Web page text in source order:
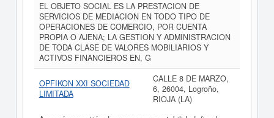
EL OBJETO SOCIAL ES LA PRESTACION DE
SERVICIOS DE MEDIACION EN TODO TIPO DE
OPERACIONES DE COMERCIO, POR CUENTA
PROPIA O AJENA; LA GESTION Y ADMINISTRACION
DE TODA CLASE DE VALORES MOBILIARIOS Y
ACTIVOS FINANCIEROS EN, G
OPFIKON XXI SOCIEDAD
LIMITADA
CALLE 8 DE MARZO,
6, 26004, Logroño,
RIOJA (LA)